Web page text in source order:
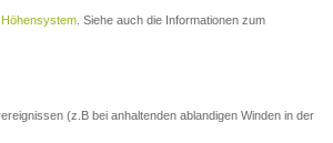
Höhensystem . Siehe auch die Informationen zum
(z.B bei anhaltenden ablandigen Winden in der